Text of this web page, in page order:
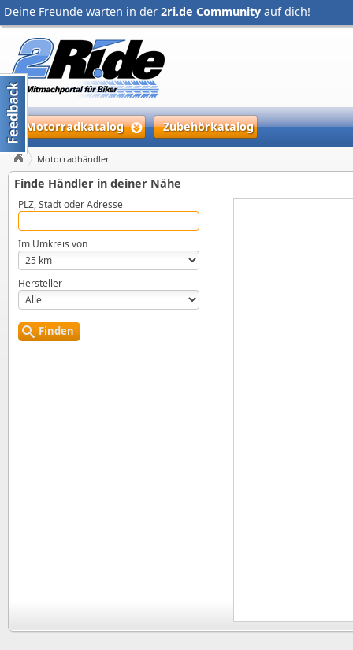
Deine Freunde warten in der 2ri.de Community auf dich!
Motorradkatalog Zubehörkatalog
Motorradhändler
Finde Händler in deiner Nähe
PLZ, Stadt oder Adresse
Im Umkreis von
Hersteller
Finden